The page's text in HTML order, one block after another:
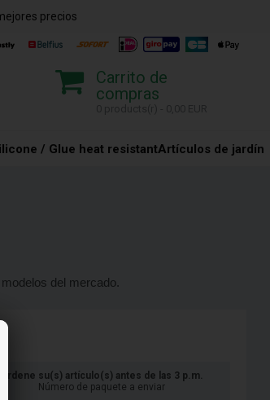
precios
Carrito de
compras
/ Glue heat resistantArtículos de jardín
del mercado.
Ordene su(s) artículo(s) antes de las 3 p.m.
Número de paquete a enviar